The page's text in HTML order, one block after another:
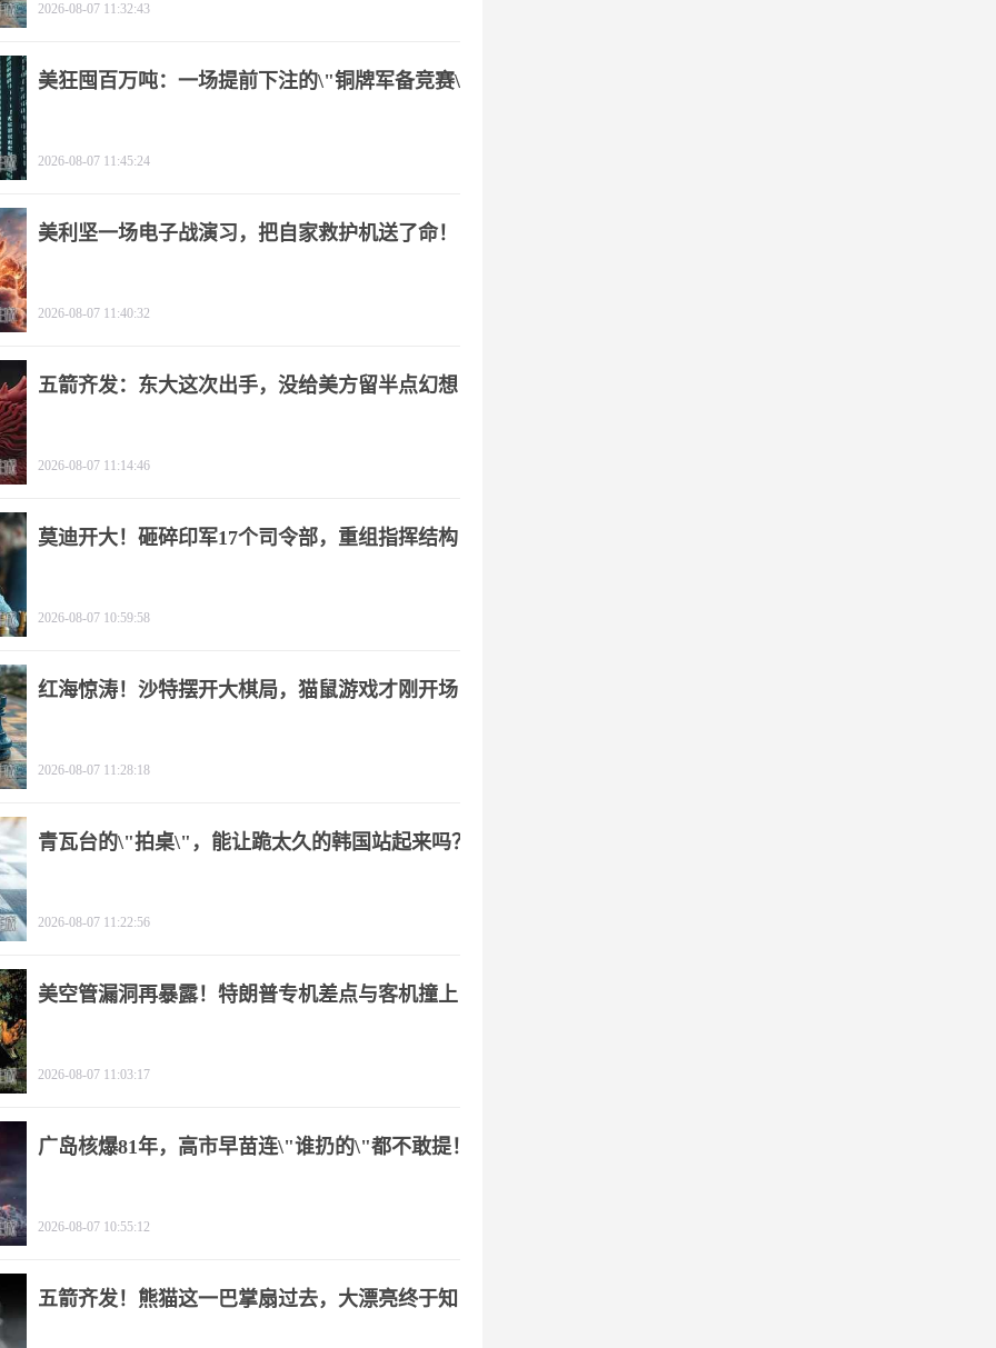
2026-08-07 11:32:43
美狂囤百万吨：一场提前下注的\"铜牌军备竞赛\"
2026-08-07 11:45:24
美利坚一场电子战演习，把自家救护机送了命！
2026-08-07 11:40:32
五箭齐发：东大这次出手，没给美方留半点幻想
2026-08-07 11:14:46
莫迪开大！砸碎印军17个司令部，重组指挥结构
2026-08-07 10:59:58
红海惊涛！沙特摆开大棋局，猫鼠游戏才刚开场
2026-08-07 11:28:18
青瓦台的\"拍桌\"，能让跪太久的韩国站起来吗？
2026-08-07 11:22:56
美空管漏洞再暴露！特朗普专机差点与客机撞上
2026-08-07 11:03:17
广岛核爆81年，高市早苗连\"谁扔的\"都不敢提！
2026-08-07 10:55:12
五箭齐发！熊猫这一巴掌扇过去，大漂亮终于知